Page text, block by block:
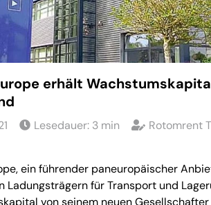
erhält
Lesedauer: 3 min
Rotomrent
ein führender paneuropäischer
Ladungsträgern für Transport und
von seinem neuen Gesellschafter